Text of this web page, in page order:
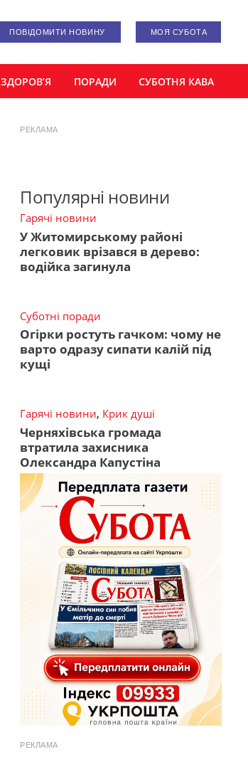
ПОВІДОМИТИ НОВИНУ МОЯ СУБОТА
ЗДОРОВ’Я ПОРАДИ СУБОТНЯ КАВА
РЕКЛАМА
Популярні новини
Гарячі новини
У Житомирському районі
легковик врізався в дерево:
водійка загинула
Суботні поради
Огірки ростуть гачком: чому не
варто одразу сипати калій під
кущі
Гарячі новини, Крик душі
Черняхівська громада
втратила захисника
Олександра Капустіна
РЕКЛАМА